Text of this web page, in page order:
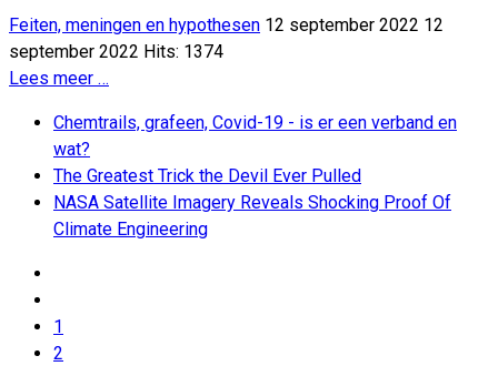
Feiten, meningen en hypothesen 12 september 2022 12
september 2022 Hits: 1374
Lees meer …
Chemtrails, grafeen, Covid-19 - is er een verband en
wat?
The Greatest Trick the Devil Ever Pulled
NASA Satellite Imagery Reveals Shocking Proof Of
Climate Engineering
1
2